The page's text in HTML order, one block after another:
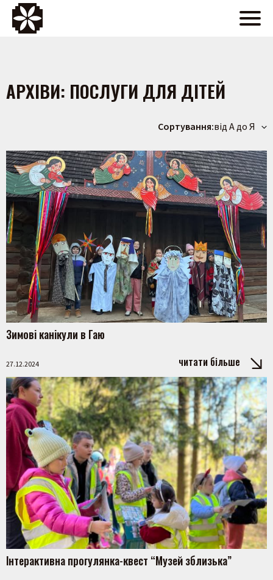
АРХІВИ: ПОСЛУГИ ДЛЯ ДІТЕЙ
Сортування:від А до Я
Зимові канікули в Гаю
27.12.2024 читати більше
Інтерактивна прогулянка-квест “Музей зблизька”